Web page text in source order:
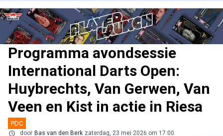
Programma avondsessie
International Darts Open:
Huybrechts, Van Gerwen, Van
Veen en Kist in actie in Riesa
PDC
door Bas van den Berk zaterdag, 23 mei 2026 om 17:00